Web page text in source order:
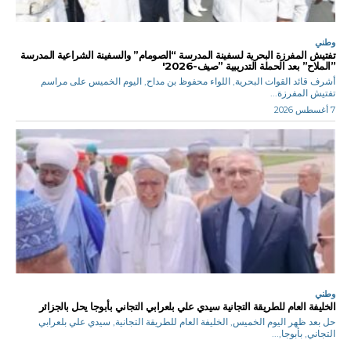
وطني
تفتيش المفرزة البحرية لسفينة المدرسة “الصومام” والسفينة الشراعية المدرسة
”الملاح” بعد الحملة التدريبية ”صيف-2026′
أشرف قائد القوات البحرية, اللواء محفوظ بن مداح, اليوم الخميس على مراسم
تفتيش المفرزة...
7 أغسطس 2026
وطني
الخليفة العام للطريقة التجانية سيدي علي بلعرابي التجاني بأبوجا يحل بالجزائر
حل بعد ظهر اليوم الخميس, الخليفة العام للطريقة التجانية, سيدي علي بلعرابي
التجاني, بأبوجا,...